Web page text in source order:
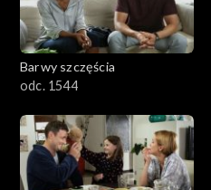
Barwy szczęścia
odc. 1544